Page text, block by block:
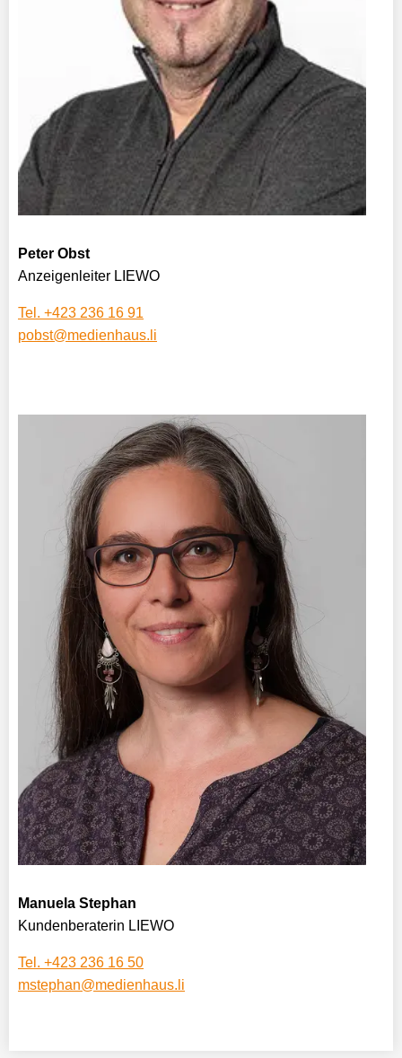
Peter Obst
Anzeigenleiter LIEWO
Tel. +423 236 16 91
pobst@medienhaus.li
Manuela Stephan
Kundenberaterin LIEWO
Tel. +423 236 16 50
mstephan@medienhaus.li